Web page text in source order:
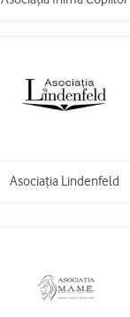
Asociaţia Lindenfeld